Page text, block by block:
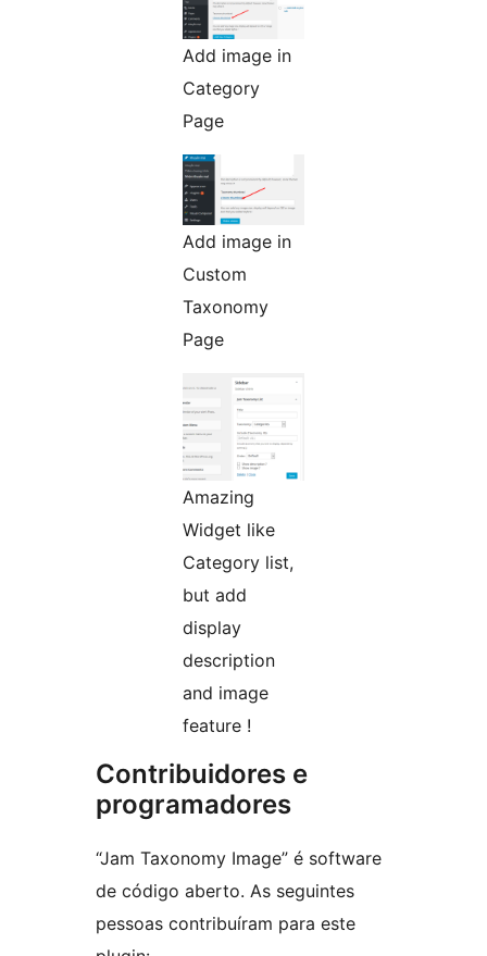
Add image in
Category
Page
Add image in
Custom
Taxonomy
Page
Amazing
Widget like
Category list,
but add
display
description
and image
feature !
Contribuidores e
programadores
“Jam Taxonomy Image” é software
de código aberto. As seguintes
pessoas contribuíram para este